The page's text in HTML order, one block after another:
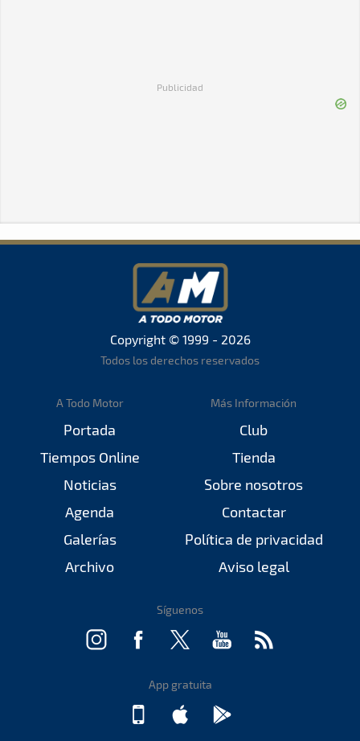
Publicidad
Copyright © 1999 - 2026
Todos los derechos reservados
A Todo Motor
Portada
Tiempos Online
Noticias
Agenda
Galerías
Archivo
Más Información
Club
Tienda
Sobre nosotros
Contactar
Política de privacidad
Aviso legal
Síguenos
App gratuita